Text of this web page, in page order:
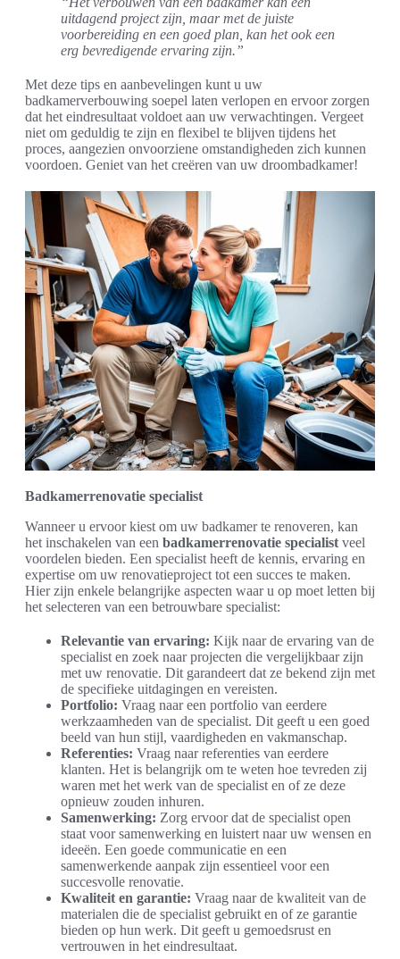
uitdagend project zijn, maar met de juiste
voorbereiding en een goed plan, kan het ook een
erg bevredigende ervaring zijn.”
Met deze tips en aanbevelingen kunt u uw
badkamerverbouwing soepel laten verlopen en ervoor zorgen
dat het eindresultaat voldoet aan uw verwachtingen. Vergeet
niet om geduldig te zijn en flexibel te blijven tijdens het
proces, aangezien onvoorziene omstandigheden zich kunnen
voordoen. Geniet van het creëren van uw droombadkamer!
Badkamerrenovatie specialist
Wanneer u ervoor kiest om uw badkamer te renoveren, kan
het inschakelen van een badkamerrenovatie specialist veel
voordelen bieden. Een specialist heeft de kennis, ervaring en
expertise om uw renovatieproject tot een succes te maken.
Hier zijn enkele belangrijke aspecten waar u op moet letten bij
het selecteren van een betrouwbare specialist:
Relevantie van ervaring: Kijk naar de ervaring van de
specialist en zoek naar projecten die vergelijkbaar zijn
met uw renovatie. Dit garandeert dat ze bekend zijn met
de specifieke uitdagingen en vereisten.
Portfolio: Vraag naar een portfolio van eerdere
werkzaamheden van de specialist. Dit geeft u een goed
beeld van hun stijl, vaardigheden en vakmanschap.
Referenties: Vraag naar referenties van eerdere
klanten. Het is belangrijk om te weten hoe tevreden zij
waren met het werk van de specialist en of ze deze
opnieuw zouden inhuren.
Samenwerking: Zorg ervoor dat de specialist open
staat voor samenwerking en luistert naar uw wensen en
ideeën. Een goede communicatie en een
samenwerkende aanpak zijn essentieel voor een
succesvolle renovatie.
Kwaliteit en garantie: Vraag naar de kwaliteit van de
materialen die de specialist gebruikt en of ze garantie
bieden op hun werk. Dit geeft u gemoedsrust en
vertrouwen in het eindresultaat.